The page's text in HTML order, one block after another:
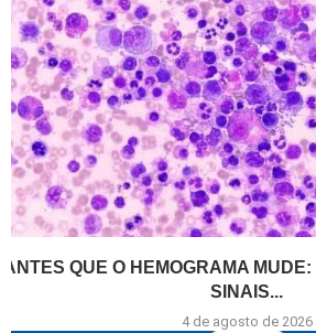
ANTES QUE O HEMOGRAMA
SINAIS...
4 de agosto de 2026